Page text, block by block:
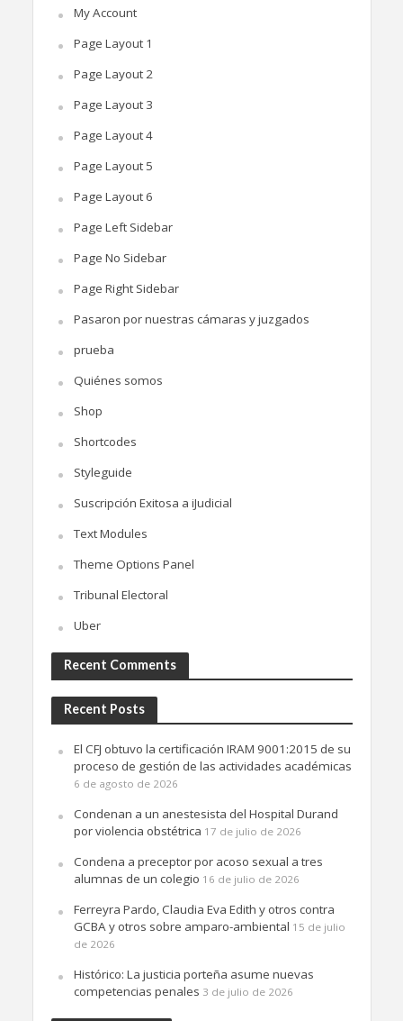
My Account
Page Layout 1
Page Layout 2
Page Layout 3
Page Layout 4
Page Layout 5
Page Layout 6
Page Left Sidebar
Page No Sidebar
Page Right Sidebar
Pasaron por nuestras cámaras y juzgados
prueba
Quiénes somos
Shop
Shortcodes
Styleguide
Suscripción Exitosa a iJudicial
Text Modules
Theme Options Panel
Tribunal Electoral
Uber
Recent Comments
Recent Posts
El CFJ obtuvo la certificación IRAM 9001:2015 de su
proceso de gestión de las actividades académicas
6 de agosto de 2026
Condenan a un anestesista del Hospital Durand
por violencia obstétrica 17 de julio de 2026
Condena a preceptor por acoso sexual a tres
alumnas de un colegio 16 de julio de 2026
Ferreyra Pardo, Claudia Eva Edith y otros contra
GCBA y otros sobre amparo-ambiental 15 de julio
de 2026
Histórico: La justicia porteña asume nuevas
competencias penales 3 de julio de 2026